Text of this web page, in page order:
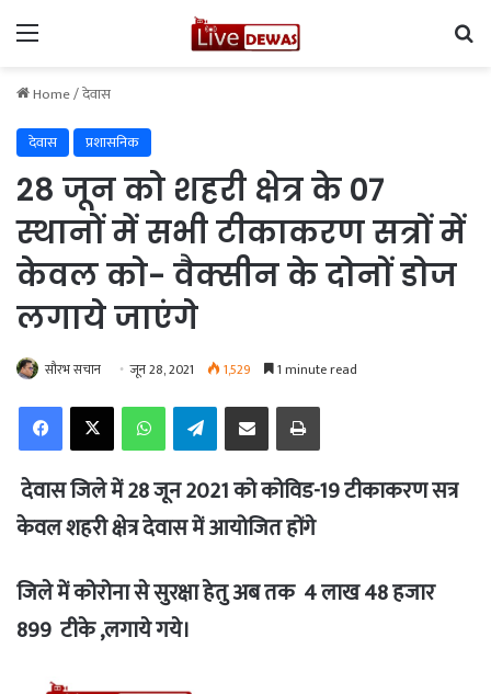
Home/देवास
देवास
प्रशासनिक
28 जून को शहरी क्षेत्र के 07
स्थानों में सभी टीकाकरण सत्रों में
केवल को- वैक्सीन के दोनों डोज
लगाये जाएंगे
सौरभ सचान जून 28, 2021 1,529 1 minute read
Telegram
देवास जिले में 28 जून 2021 को कोविड-19 टीकाकरण सत्र
केवल शहरी क्षेत्र देवास में आयोजित होंगे
जिले में कोरोना से सुरक्षा हेतु अब तक 4 लाख 48 हजार
899 टीके ,लगाये गये।